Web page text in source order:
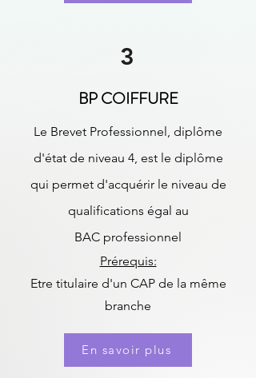
3
BP COIFFURE
Le Brevet Professionnel, diplôme
d'état de niveau 4, est le diplôme
qui permet d'acquérir le niveau de
qualifications égal au
BAC professionnel
Prérequis:
Etre titulaire d'un CAP de la même
branche
En savoir plus